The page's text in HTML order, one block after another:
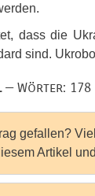
dass die
sind.
— Wörter: 178
gefallen?
Artikel